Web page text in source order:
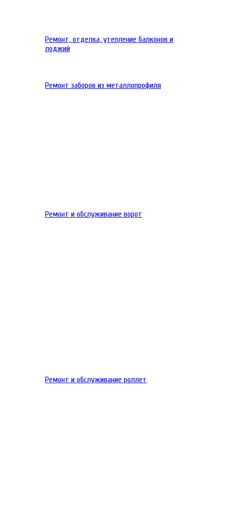
Ремонт, отделка, утепление балконов и
лоджий
Ремонт заборов из металлопрофиля
Ремонт и обслуживание ворот
Ремонт и обслуживание роллет